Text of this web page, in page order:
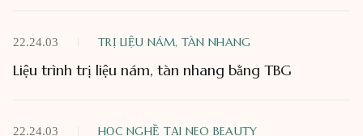
22.24.03 TRỊ LIỆU NÁM, TÀN NHANG
Liệu trình trị liệu nám, tàn nhang bằng TBG
22.24.03 HỌC NGHỀ TẠI NEO BEAUTY